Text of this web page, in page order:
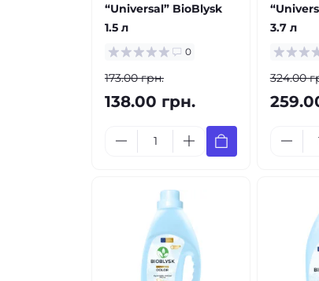
“Universal” BioBlysk
1.5 л
0
173.00 грн.
138.00 грн.
3.7 л
324.00